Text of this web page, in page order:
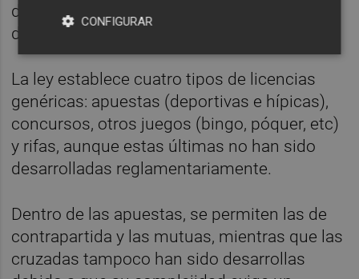
de azar o de aleatoriedad (como los
denominados "call tv").
La ley establece cuatro tipos de licencias
genéricas: apuestas (deportivas e hípicas),
concursos, otros juegos (bingo, póquer, etc)
y rifas, aunque estas últimas no han sido
desarrolladas reglamentariamente.
Dentro de las apuestas, se permiten las de
contrapartida y las mutuas, mientras que las
cruzadas tampoco han sido desarrollas
CONFIGURAR